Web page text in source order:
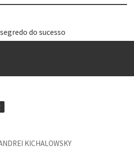
do sucesso
o veganismo não é a resposta
KICHALOWSKY